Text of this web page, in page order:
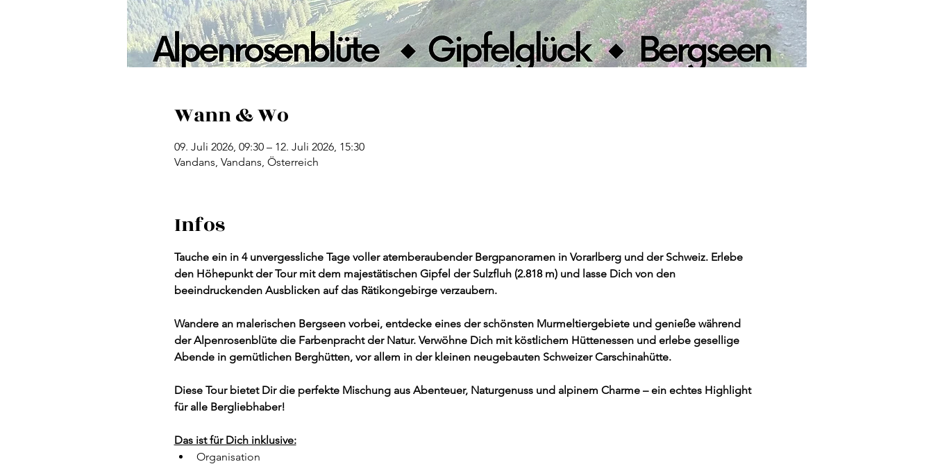
Wann & Wo
09. Juli 2026, 09:30 – 12. Juli 2026, 15:30
Vandans, Vandans, Österreich
Infos
Tauche ein in 4 unvergessliche Tage voller atemberaubender Bergpanoramen in Vorarlberg und der Schweiz. Erlebe
den Höhepunkt der Tour mit dem majestätischen Gipfel der Sulzfluh (2.818 m) und lasse Dich von den
beeindruckenden Ausblicken auf das Rätikongebirge verzaubern.
Wandere an malerischen Bergseen vorbei, entdecke eines der schönsten Murmeltiergebiete und genieße während
der Alpenrosenblüte die Farbenpracht der Natur. Verwöhne Dich mit köstlichem Hüttenessen und erlebe gesellige
Abende in gemütlichen Berghütten, vor allem in der kleinen neugebauten Schweizer Carschinahütte.
Diese Tour bietet Dir die perfekte Mischung aus Abenteuer, Naturgenuss und alpinem Charme – ein echtes Highlight
für alle Bergliebhaber!
Das ist für Dich inklusive:
Organisation